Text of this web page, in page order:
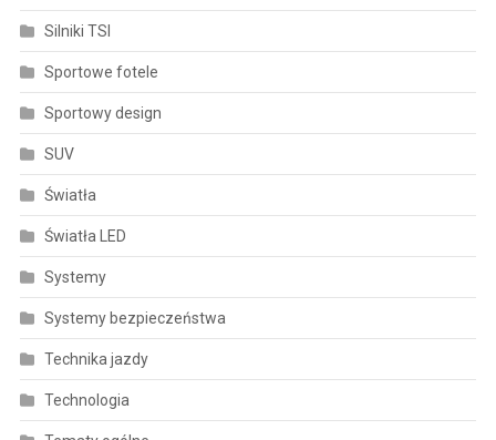
Silniki TSI
Sportowe fotele
Sportowy design
SUV
Światła
Światła LED
Systemy
Systemy bezpieczeństwa
Technika jazdy
Technologia